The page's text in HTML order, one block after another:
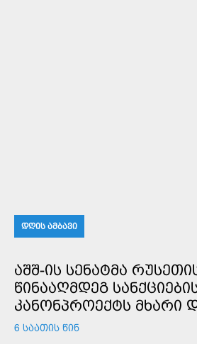
ᲓᲦᲘᲡ ᲐᲛᲑᲐᲕᲘ
ᲐᲨᲨ-ᲘᲡ ᲡᲔᲜᲐᲢᲛᲐ
ᲬᲘᲜᲐᲐᲦᲛᲓᲔᲒ
ᲙᲐᲜᲝᲜᲞᲠᲝᲔᲥᲢᲡ ᲛᲮᲐᲠᲘ
6 ᲡᲐᲐᲗᲘᲡ ᲬᲘᲜ